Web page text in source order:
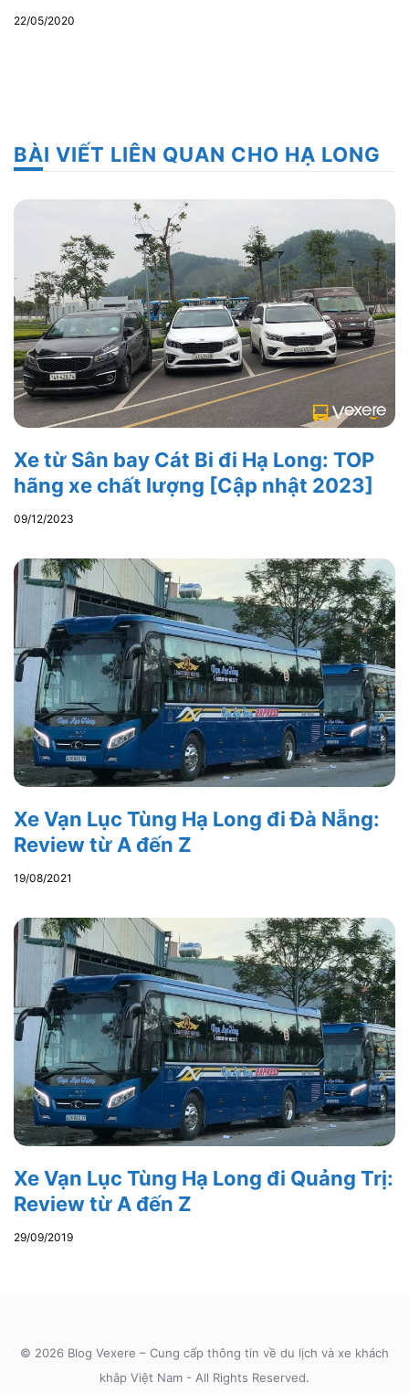
22/05/2020
BÀI VIẾT LIÊN QUAN CHO HẠ LONG
Xe từ Sân bay Cát Bi đi Hạ Long: TOP
hãng xe chất lượng [Cập nhật 2023]
09/12/2023
Xe Vạn Lục Tùng Hạ Long đi Đà Nẵng:
Review từ A đến Z
19/08/2021
Xe Vạn Lục Tùng Hạ Long đi Quảng Trị:
Review từ A đến Z
29/09/2019
© 2026 Blog Vexere – Cung cấp thông tin về du lịch và xe khách
khắp Việt Nam - All Rights Reserved.